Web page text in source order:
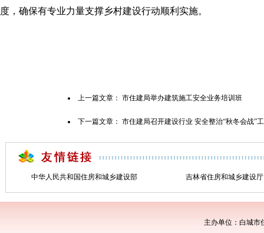
度，确保有专业力量支撑乡村建设行动顺利实施。
上一篇文章： 市住建局举办建筑施工安全业务培训班
下一篇文章： 市住建局召开建设行业 安全整治“秋冬会战”
中华人民共和国住房和城乡建设部 吉林省住房和城乡建设厅
主办单位：白城